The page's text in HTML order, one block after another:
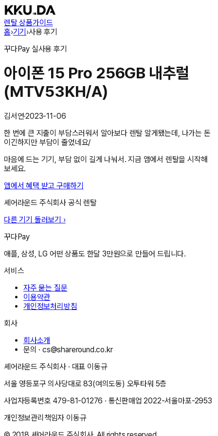
렌탈 상품가이드
홈›기기›사용 후기
꾸다Pay 실사용 후기
아이폰 15 Pro 256GB 내추럴
(MTV53KH/A)
김서연·2023-11-06
한 번에 큰 지출이 부담스러워서 알아보다 렌탈 알게됐는데, 나가는 돈
이긴하지만 부담이 줄었네요/
마음에 드는 기기, 부담 없이 길게 나눠서. 지금 앱에서 렌탈을 시작해
보세요.
앱에서 혜택 받고 구매하기
셰어라운드 주식회사 공식 렌탈
다른 기기 둘러보기 ›
꾸다Pay
애플, 삼성, LG 어떤 상품도 한달 3만원으로 만들어 드립니다.
서비스
자주 묻는 질문
이용약관
개인정보처리방침
회사
회사소개
문의 ·cs@shareround.co.kr
셰어라운드 주식회사 · 대표 이동규
서울 영등포구 의사당대로 83(여의도동) 오투타워 5층
사업자등록번호 479-81-01276 · 통신판매업2022-서울마포-2953
개인정보관리책임자 이동규